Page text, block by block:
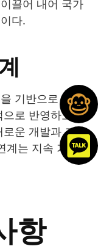
끌어 내어 국가
다.
기반으로 하여
으로 반영하고,
운 개발과 조화
계는 지속 가능
항